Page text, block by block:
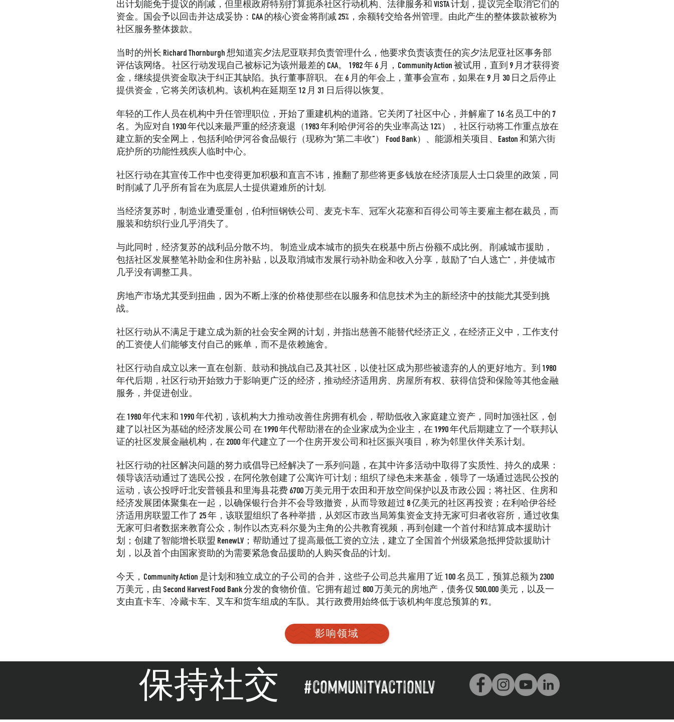
出计划能免于提议的削减，但里根政府特别打算扼杀社区行动机构、法律服务和 VISTA 计划，提议完全取消它们的
资金。国会予以回击并达成妥协：CAA 的核心资金将削减 25%，余额转交给各州管理。由此产生的整体拨款被称为
社区服务整体拨款。
当时的州长 Richard Thornburgh 想知道宾夕法尼亚联邦负责管理什么，他要求负责该责任的宾夕法尼亚社区事务部
评估该网络。
社区行动发现自己被标记为该州最差的 CAA。 1982 年 6 月，Community Action 被试用，直到 9 月才获得资
金，继续提供资金取决于纠正其缺陷。执行董事辞职。
在 6 月的年会上，董事会宣布，如果在 9 月 30 日之后停止
提供资金，它将关闭该机构。该机构在延期至 12 月 31 日后得以恢复。
年轻的工作人员在机构中升任管理职位，开始了重建机构的道路。它关闭了社区中心，并解雇了 16 名员工中的 7
名。为应对自 1930 年代以来最严重的经济衰退（1983 年利哈伊河谷的失业率高达 12%），社区行动将工作重点放在
建立新的安全网上，包括利哈伊河谷食品银行（现称为“第二丰收”） Food Bank）、能源相关项目、Easton 和第六街
庇护所的功能性残疾人临时中心。
社区行动在其宣传工作中也变得更加积极和直言不讳，推翻了那些将更多钱放在经济顶层人士口袋里的政策，同
时削减了几乎所有旨在为底层人士提供避难所的计划.
当经济复苏时，制造业遭受重创，伯利恒钢铁公司、麦克卡车、冠军火花塞和百得公司等主要雇主都在裁员，而
服装和纺织行业几乎消失了。
与此同时，经济复苏的战利品分散不均。 制造业成本城市的损失在税基中所占份额不成比例。
削减城市援助，
包括社区发展整笔补助金和住房补贴，以及取消城市发展行动补助金和收入分享，鼓励了“白人逃亡”，并使城市
几乎没有调整工具。
房地产市场尤其受到扭曲，因为不断上涨的价格使那些在以服务和信息技术为主的新经济中的技能尤其受到挑
战。
社区行动从不满足于建立成为新的社会安全网的计划，并指出慈善不能替代经济正义，在经济正义中，工作支付
的工资使人们能够支付自己的账单，而不是依赖施舍。
社区行动自成立以来一直在创新、鼓动和挑战自己及其社区，以使社区成为那些被遗弃的人的更好地方。到 1980
年代后期，社区行动开始致力于影响更广泛的经济，推动经济适用房、房屋所有权、获得信贷和保险等其他金融
服务，并促进创业。
在 1980 年代末和 1990 年代初，该机构大力推动改善住房拥有机会，帮助低收入家庭建立资产，同时加强社区，创
建了以社区为基础的经济发展公司 在 1990 年代帮助潜在的企业家成为企业主，在 1990 年代后期建立了一个联邦认
证的社区发展金融机构，在 2000 年代建立了一个住房开发公司和社区振兴项目，称为邻里伙伴关系计划。
社区行动的社区解决问题的努力或倡导已经解决了一系列问题，在其中许多活动中取得了实质性、持久的成果：
领导该活动通过了选民公投，在阿伦敦创建了公寓许可计划；组织了绿色未来基金，领导了一场通过选民公投的
运动，该公投呼吁北安普顿县和里海县花费 6700 万美元用于农田和开放空间保护以及市政公园；将社区、住房和
经济发展团体聚集在一起，以确保银行合并不会导致撤资，从而导致超过 8 亿美元的社区再投资；在利哈伊谷经
济适用房联盟工作了 25 年，该联盟组织了各种举措，从郊区市政当局筹集资金支持无家可归者收容所，通过收集
无家可归者数据来教育公众，制作以杰克·科尔曼为主角的公共教育视频，再到创建一个首付和结算成本援助计
划；创建了智能增长联盟 RenewLV；帮助通过了提高最低工资的立法，建立了全国首个州级紧急抵押贷款援助计
划，以及首个由国家资助的为需要紧急食品援助的人购买食品的计划。
今天，Community Action 是计划和独立成立的子公司的合并，这些子公司总共雇用了近 100 名员工，预算总额为 2300
万美元，由 Second Harvest Food Bank 分发的食物价值。它拥有超过 800 万美元的房地产，债务仅 500,000 美元，以及一
支由直卡车、冷藏卡车、叉车和货车组成的车队。
其行政费用始终低于该机构年度总预算的 9%。
影响领域
保持社交 #communityactionlv